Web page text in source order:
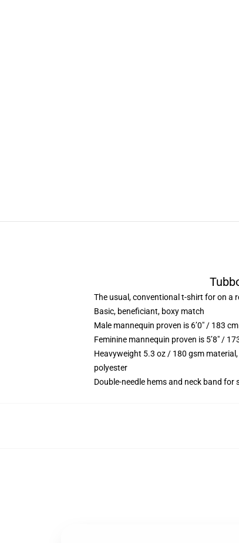
The usual, conventional t-shirt for on a
Basic, beneficiant, boxy match
Male mannequin proven is 6’0″ / 183
Feminine mannequin proven is 5’8″ /
Heavyweight 5.3 oz / 180 gsm
polyester
Double-needle hems and neck band for